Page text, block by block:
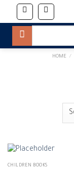
content
HOME /
CHILDREN BOOKS